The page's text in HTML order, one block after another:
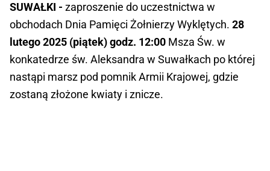
SUWAŁKI - zaproszenie do uczestnictwa w
obchodach Dnia Pamięci Żołnierzy Wyklętych. 28
lutego 2025 (piątek) godz. 12:00 Msza Św. w
konkatedrze św. Aleksandra w Suwałkach po której
nastąpi marsz pod pomnik Armii Krajowej, gdzie
zostaną złożone kwiaty i znicze.